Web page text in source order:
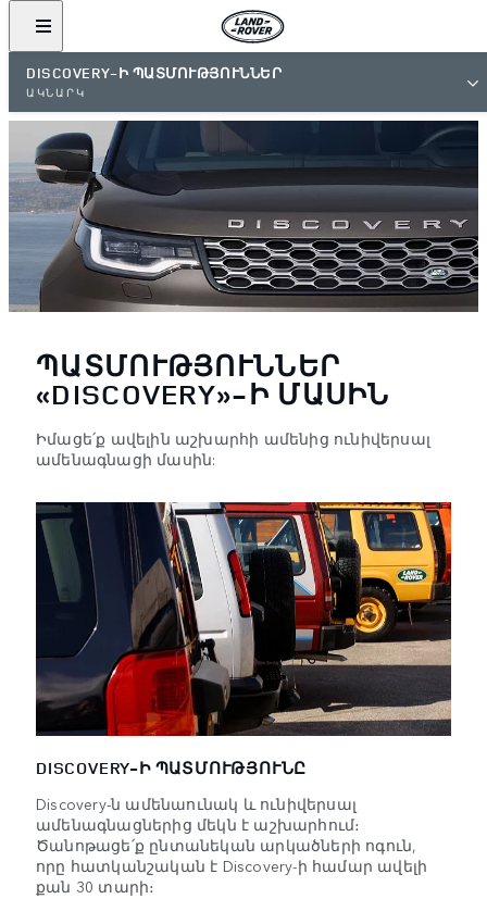
DISCOVERY-Ի ՊԱՏՄՈՒԹՅՈՒՆՆԵՐ
ԱԿՆԱՐԿ
ՊԱՏՄՈՒԹՅՈՒՆՆԵՐ
«DISCOVERY»-Ի ՄԱՍԻՆ
Իմացե՛ք ավելին աշխարհի ամենից ունիվերսալ
ամենագնացի մասին:
DISCOVERY-Ի ՊԱՏՄՈՒԹՅՈՒՆԸ
Discovery-ն ամենաունակ և ունիվերսալ
ամենագնացներից մեկն է աշխարհում։
Ծանոթացե՛ք ընտանեկան արկածների ոգուն,
որը հատկանշական է Discovery-ի համար ավելի
քան 30 տարի։